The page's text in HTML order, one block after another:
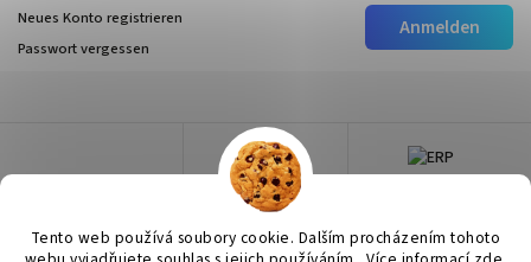
Tento web používá soubory cookie. Dalším procházením tohoto
Anmelden
Neues Konto registrieren
Passwort vergessen